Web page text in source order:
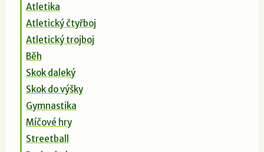
Atletika
Atletický čtyřboj
Atletický trojboj
Běh
Skok daleký
Skok do výšky
Gymnastika
Míčové hry
Streetball